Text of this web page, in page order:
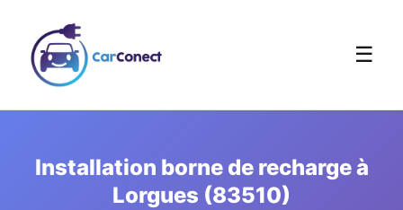
☰
Installation borne de recharge à
Lorgues (83510)